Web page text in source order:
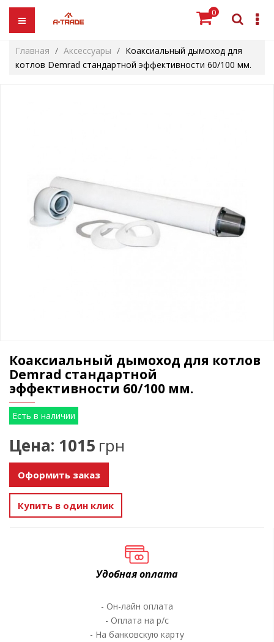
0
Главная Аксессуары
Коаксиальный дымоход для
котлов Demrad стандартной эффективности 60/100 мм.
Коаксиальный дымоход для котлов
Demrad стандартной
эффективности 60/100 мм.
Есть в наличии
Цена: 1015 грн
Оформить заказ
Купить в один клик
Удобная оплата
- Он-лайн оплата
- Оплата на р/c
- На банковскую карту